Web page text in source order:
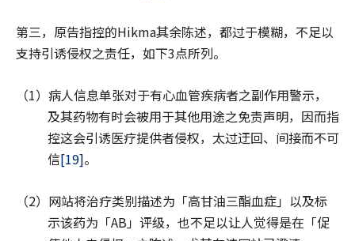
第三，原告指控的Hikma其余陈述，都过于模糊，不足以
支持引诱侵权之责任，如下3点所列。
（1）病人信息单张对于有心血管疾病者之副作用警示，
及其药物有时会被用于其他用途之免责声明，因而指
控这会引诱医疗提供者侵权，太过迂回、间接而不可
信[19]。
（2）网站将治疗类别描述为「高甘油三酯血症」以及标
示该药为「AB」评级，也不足以让人觉得是在「促